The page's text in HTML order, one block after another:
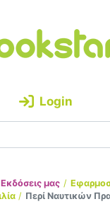
Login
μας
Περί Ναυτικών